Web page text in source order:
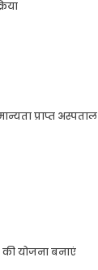
प्राप्त अस्पताल
योजना बनाएं